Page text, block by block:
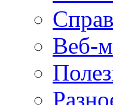
Веб-